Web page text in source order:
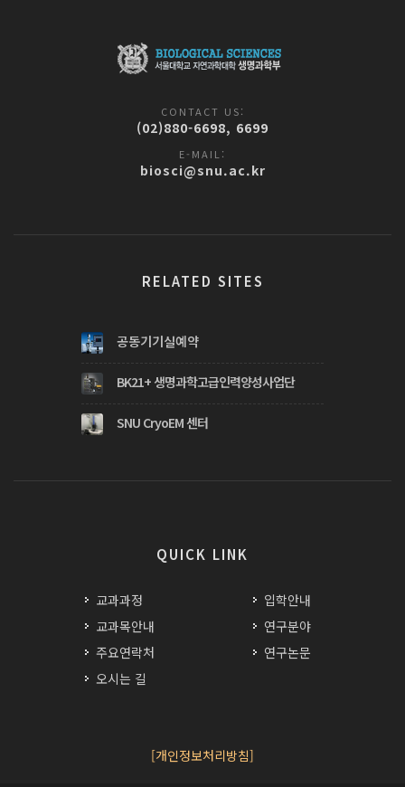
CONTACT US:
(02)880-6698, 6699
E-MAIL:
biosci@snu.ac.kr
RELATED SITES
공동기기실예약
BK21+ 생명과학고급인력양성사업단
SNU CryoEM 센터
QUICK LINK
교과과정
교과목안내
주요연락처
오시는 길
입학안내
연구분야
연구논문
[개인정보처리방침]